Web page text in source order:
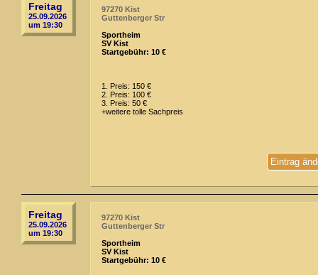
Freitag
25.09.2026
um 19:30
97270 Kist
Guttenberger Str
Sportheim
SV Kist
Startgebühr: 10 €
1. Preis: 150 €
2. Preis: 100 €
3. Preis: 50 €
+weitere tolle Sachpreis
Eintrag
Freitag
25.09.2026
um 19:30
97270 Kist
Guttenberger Str
Sportheim
SV Kist
Startgebühr: 10 €